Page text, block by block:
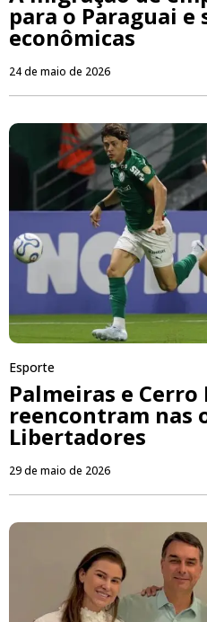
para o Paraguai e
econômicas
24 de maio de 2026
Esporte
Palmeiras e Cerro
reencontram nas
Libertadores
29 de maio de 2026